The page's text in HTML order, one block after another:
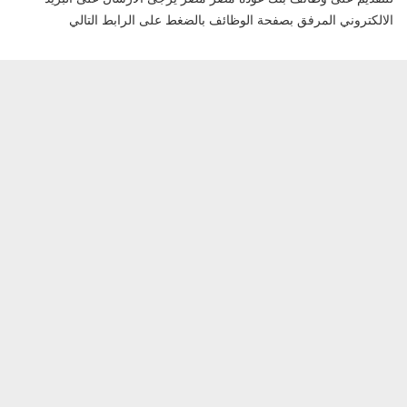
الالكتروني المرفق بصفحة الوظائف بالضغط على الرابط التالي